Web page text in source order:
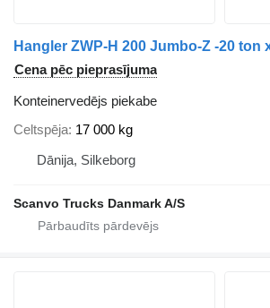
Hangler ZWP-H 200 Jumbo-Z -20 ton
Cena pēc pieprasījuma
Konteinervedējs piekabe
Celtspēja 17 000 kg
Dānija, Silkeborg
Scanvo Trucks Danmark A/S